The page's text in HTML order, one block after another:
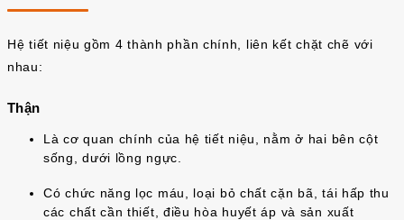
Hệ tiết niệu gồm 4 thành phần chính, liên kết chặt chẽ với
nhau:
Thận
Là cơ quan chính của hệ tiết niệu, nằm ở hai bên cột
sống, dưới lồng ngực.
Có chức năng lọc máu, loại bỏ chất cặn bã, tái hấp thu
các chất cần thiết, điều hòa huyết áp và sản xuất